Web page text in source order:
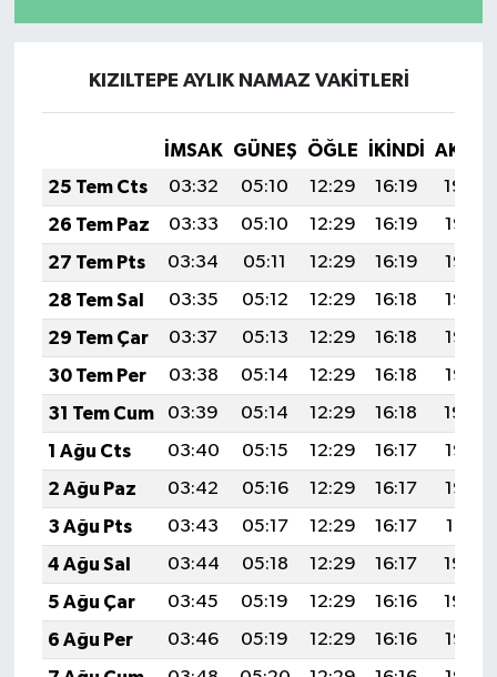
KIZILTEPE AYLIK NAMAZ VAKITLERI
İMSAK GÜNEŞ ÖĞLE İKINDI
25 Tem Cts
03:32 05:10 12:29 16:19
19:39
26 Tem Paz
03:33 05:10 12:29 16:19
19:38
27 Tem Pts
03:34 05:11 12:29 16:19
19:37
28 Tem Sal
03:35 05:12 12:29 16:18
19:37
29 Tem Çar
03:37 05:13 12:29 16:18
19:36
30 Tem Per
03:38 05:14 12:29 16:18
19:35
31 Tem Cum
03:39 05:14 12:29 16:18
19:34
1 Ağu Cts
03:40 05:15 12:29 16:17
19:33
2 Ağu Paz
03:42 05:16 12:29 16:17
19:32
3 Ağu Pts
03:43 05:17 12:29 16:17
19:31
4 Ağu Sal
03:44 05:18 12:29 16:17
19:30
5 Ağu Çar
03:45 05:19 12:29 16:16
19:29
6 Ağu Per
03:46 05:19 12:29 16:16
19:28